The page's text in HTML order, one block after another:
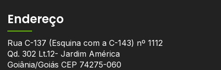
Endereço
Rua C-137 (Esquina com a C-143) nº 1112
Qd. 302 Lt.12- Jardim América
Goiânia/Goiás CEP 74275-060